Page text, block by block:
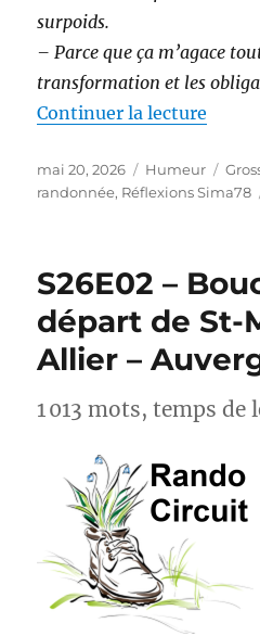
surpoids.
– Parce que ça m’agace
transformation et les
Continuer la lecture
Publié
le
mai 20, 2026 Catégories
Humeur
randonnée, Réflexions Sima78
S26E02 –
départ de St-
Allier –
1 013 mots, temps